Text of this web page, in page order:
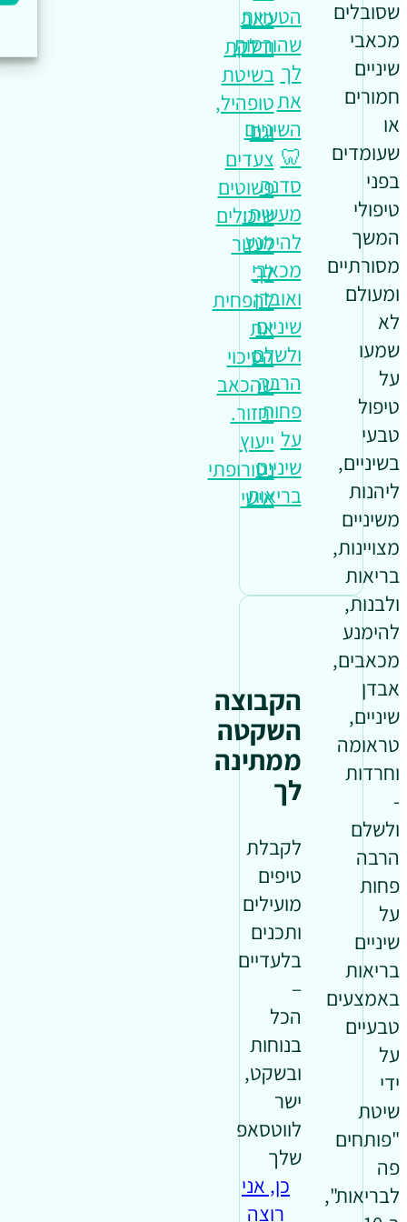
שסובלים
מכאבי
שיניים
חמורים
או
שעומדים
בפני
טיפולי
המשך
מסורתיים
ומעולם
לא
שמעו
על
טיפול
טבעי
בשיניים,
ליהנות
משיניים
מצויינות,
בריאות
ולבנות,
להימנע
מכאבים,
אבדן
שיניים,
טראומה
וחרדות
-
ולשלם
הרבה
פחות
על
שיניים
בריאות
באמצעים
טבעיים
על
ידי
שיטת
"פותחים
פה
לבריאות",
הטעויות
שהורסות
לך
את
השיניים
🦷
סדנה
מעשית:
להימנע
מכאבי
ואובדן
שיניים
ולשלם
הרבה
פחות
על
שיניים
בריאות
כאב
ודלקת
בשיטת
טופהיל,
וגם
צעדים
פשוטים
שיכולים
לעזור
לך
להפחית
את
הסיכוי
שהכאב
יחזור.
ייעוץ
נטורופתי
אישי
הקבוצה
השקטה
ממתינה
לך
לקבלת
טיפים
מועילים
ותכנים
בלעדיים
–
הכל
בנוחות
ובשקט,
ישר
לווטסאפ
שלך
כן, אני
רוצה